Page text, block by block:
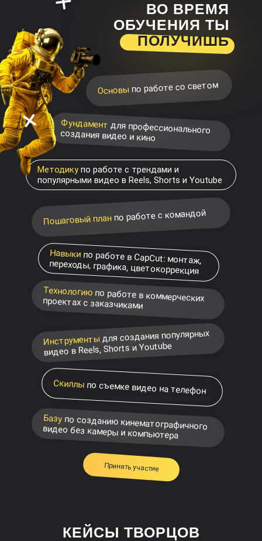
ВО ВРЕМЯ
ОБУЧЕНИЯ ТЫ
ПОЛУЧИШЬ
Навыки по работе в CapCut: монтаж,
переходы, графика, цветокоррекция
Фундамент для профессионального
создания видео и кино
Основыпо работе со светом
Скиллыпо съемке видео на телефон
Пошаговый планпо работе с командой
Инструментыдля создания популярных
видео в Reels, Shorts и Youtube
Базу по созданию кинематографичного
видео без камеры и компьютера
Технологию по работе в коммерческих
проектах с заказчиками
Методикупо работе с трендами и
популярными видео в Reels, Shorts и Youtube
Принять участие
КЕЙСЫ ТВОРЦОВ